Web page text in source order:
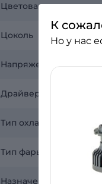
Цветовая температура
Цоколь
Напряжение
Драйвер
Тип охлаждения
Тип фары
Назначение
К
Но у нас